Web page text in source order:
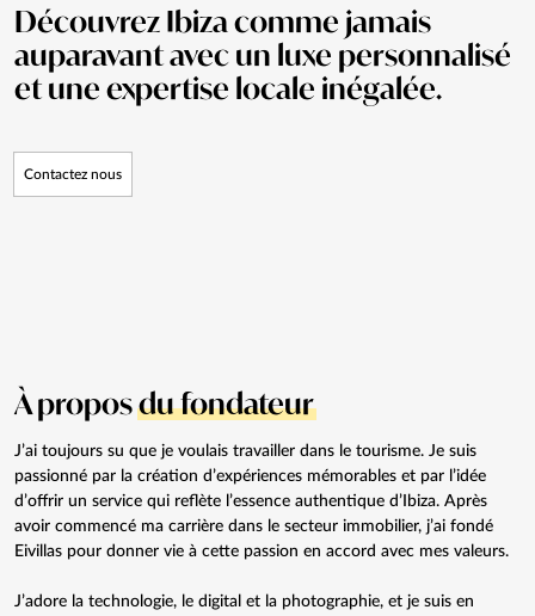
Découvrez Ibiza comme jamais
auparavant avec un luxe personnalisé
et une expertise locale inégalée.
Contactez nous
À proposdu fondateur
J’ai toujours su que je voulais travailler dans le tourisme. Je suis
passionné par la création d’expériences mémorables et par l’idée
d’offrir un service qui reflète l’essence authentique d’Ibiza. Après
avoir commencé ma carrière dans le secteur immobilier, j’ai fondé
Eivillas pour donner vie à cette passion en accord avec mes valeurs.
J’adore la technologie, le digital et la photographie, et je suis en